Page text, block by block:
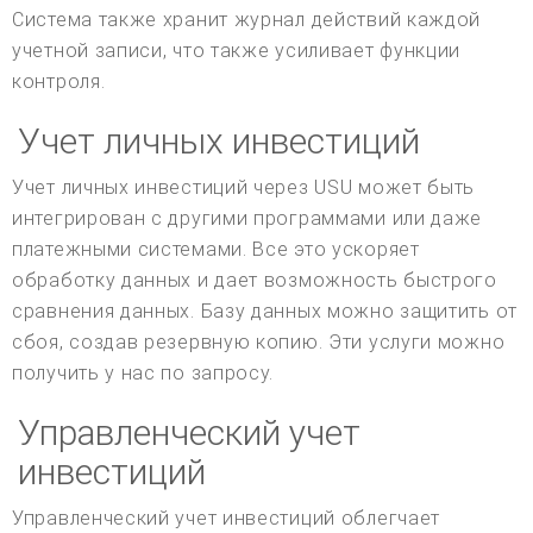
Система также хранит журнал действий каждой
учетной записи, что также усиливает функции
контроля.
Учет личных инвестиций
Учет личных инвестиций через USU может быть
интегрирован с другими программами или даже
платежными системами. Все это ускоряет
обработку данных и дает возможность быстрого
сравнения данных. Базу данных можно защитить от
сбоя, создав резервную копию. Эти услуги можно
получить у нас по запросу.
Управленческий учет
инвестиций
Управленческий учет инвестиций облегчает